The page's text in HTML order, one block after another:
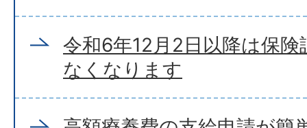
令和6年12月2日以降は保
なくなります